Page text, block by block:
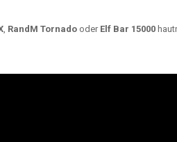
, RandM Tornado oder Elf Bar 15000